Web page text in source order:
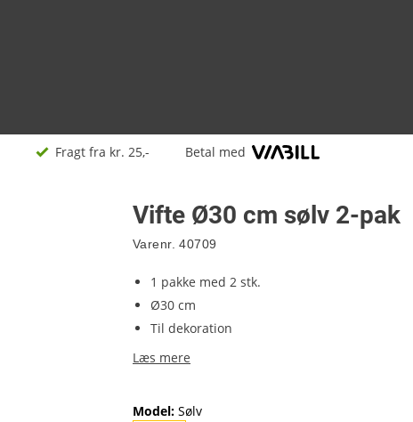
Fragt fra kr. 25,- Betal med
Vifte Ø30 cm sølv 2-pak
Varenr. 40709
1 pakke med 2 stk.
Ø30 cm
Til dekoration
Læs mere
Model: Sølv